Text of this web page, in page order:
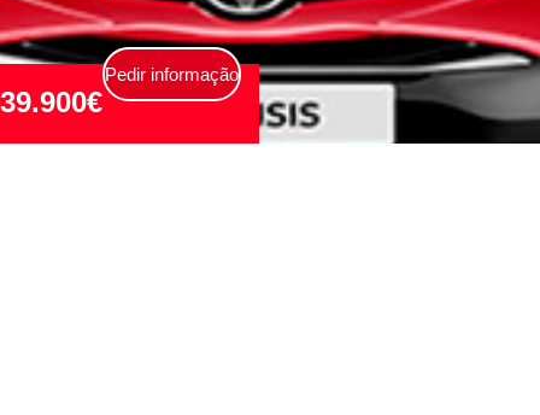
39.900€
Pedir informação